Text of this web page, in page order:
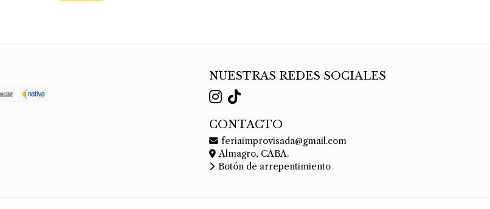
NUESTRAS REDES SOCIALES
CONTACTO
feriaimprovisada@gmail.com
Almagro, CABA.
Botón de arrepentimiento